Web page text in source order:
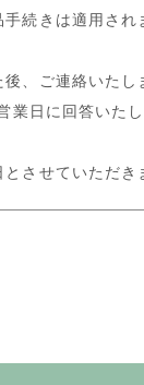
続きは適用され
、ご連絡いたし
日に回答いた
させていただき